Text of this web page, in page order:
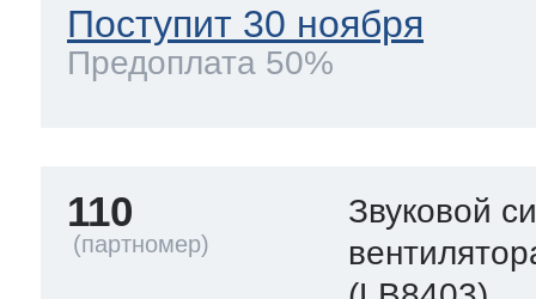
Поступит 30 ноября
Предоплата 50%
110
Звуковой